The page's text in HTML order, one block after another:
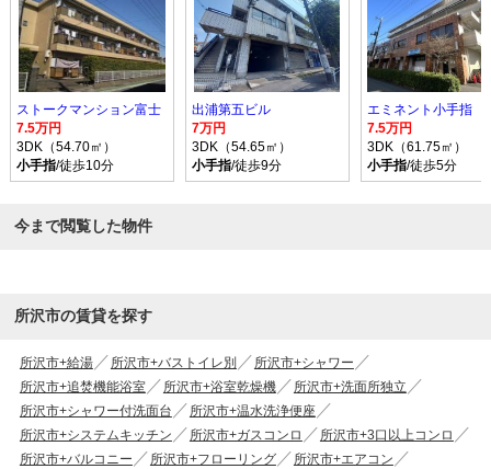
ストークマンション富士
7.5万円
3DK（54.70㎡）
小手指/徒歩10分
出浦第五ビル
7万円
3DK（54.65㎡）
小手指/徒歩9分
エミネント小手指
7.5万円
3DK（61.75㎡）
小手指/徒歩5分
今まで閲覧した物件
所沢市の賃貸を探す
所沢市+給湯 所沢市+バストイレ別
所沢市+シャワー
所沢市+追焚機能浴室
所沢市+浴室乾燥機
所沢市+洗面所独立
所沢市+シャワー付洗面台
所沢市+温水洗浄便座
所沢市+システムキッチン
所沢市+ガスコンロ
所沢市+3口以上コンロ
所沢市+バルコニー
所沢市+フローリング
所沢市+エアコン